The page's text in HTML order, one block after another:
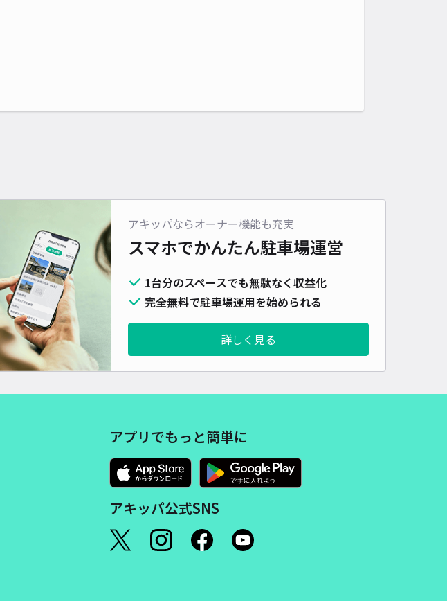
アキッパならオーナー機能も充実
スマホでかんたん駐車場運営
1台分のスペースでも無駄なく収益化
完全無料で駐車場運用を始められる
詳しく見る
アプリでもっと簡単に
アキッパ公式SNS